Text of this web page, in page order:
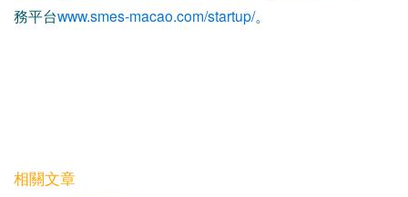
務平台www.smes-macao.com/startup/。
相關文章